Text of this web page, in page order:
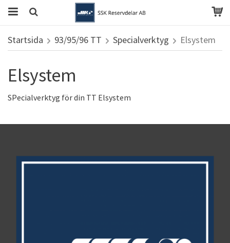
Startsida 93/95/96 TT Specialverktyg Elsystem
Elsystem
SPecialverktyg för din TT Elsystem